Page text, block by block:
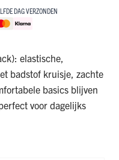
DAG VERZONDEN
elastische,
badstof kruisje, zachte
basics blijven
voor dagelijks